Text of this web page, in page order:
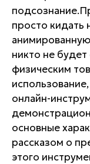
просто кидать
никто не
физическим
онлайн-
основные
рассказом о
этого